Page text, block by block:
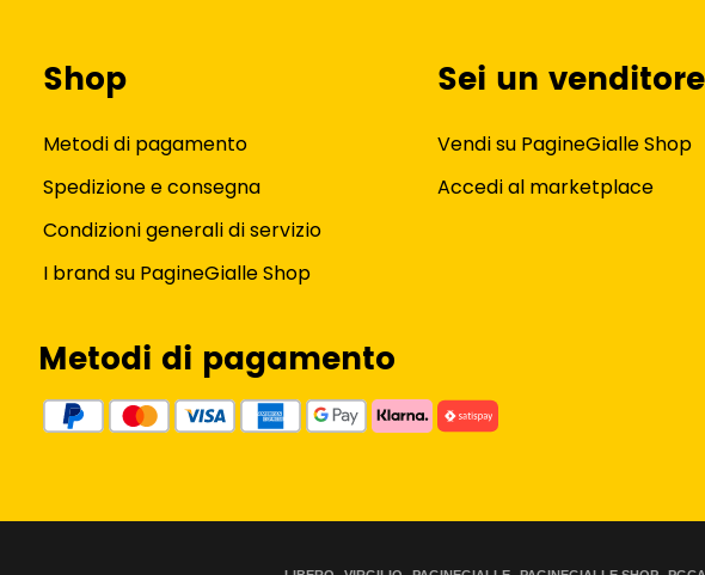
Shop
Metodi di pagamento
Spedizione e consegna
Condizioni generali di servizio
I brand su PagineGialle Shop
Sei un
Vendi su PagineGialle Shop
Accedi al marketplace
Metodi di pagamento